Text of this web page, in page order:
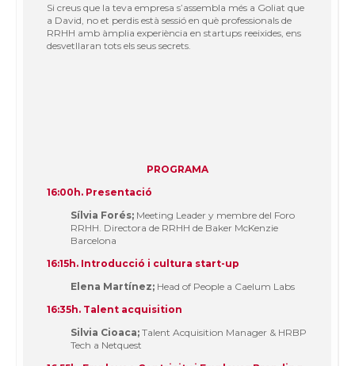
Si creus que la teva empresa s’assembla més a Goliat que
a David, no et perdis està sessió en què professionals de
RRHH amb àmplia experiència en startups reeixides, ens
desvetllaran tots els seus secrets.
PROGRAMA
16:00h. Presentació
Sílvia Forés; Meeting Leader y membre del Foro
RRHH. Directora de RRHH de Baker McKenzie
Barcelona
16:15h. Introducció i cultura start-up
Elena Martínez; Head of People a Caelum Labs
16:35h. Talent acquisition
Silvia Cioaca; Talent Acquisition Manager & HRBP
Tech a Netquest